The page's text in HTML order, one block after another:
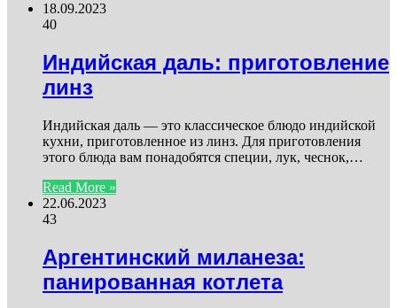
18.09.2023
40
Индийская даль: приготовление
линз
Индийская даль — это классическое блюдо индийской
кухни, приготовленное из линз. Для приготовления
этого блюда вам понадобятся специи, лук, чеснок,…
Read More »
22.06.2023
43
Аргентинский миланеза:
панированная котлета